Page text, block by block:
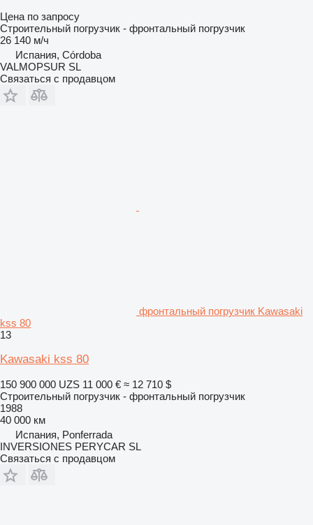
Цена по запросу
Строительный погрузчик - фронтальный погрузчик
26 140 м/ч
Испания, Córdoba
VALMOPSUR SL
Связаться с продавцом
фронтальный погрузчик Kawasaki
kss 80
13
Kawasaki kss 80
150 900 000 UZS 11 000 € ≈ 12 710 $
Строительный погрузчик - фронтальный погрузчик
1988
40 000 км
Испания, Ponferrada
INVERSIONES PERYCAR SL
Связаться с продавцом